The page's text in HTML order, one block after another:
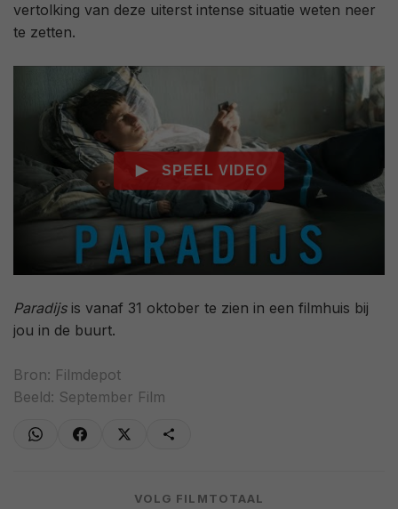
vertolking van deze uiterst intense situatie weten neer
te zetten.
Paradijsis vanaf 31 oktober te zien in een filmhuis bij
jou in de buurt.
Bron: Filmdepot
Beeld: September Film
VOLG FILMTOTAAL